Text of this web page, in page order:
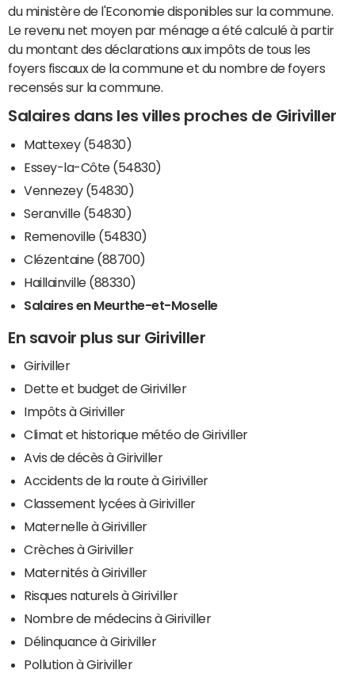
du ministère de l'Economie disponibles sur la commune.
Le revenu net moyen par ménage a été calculé à partir
du montant des déclarations aux impôts de tous les
foyers fiscaux de la commune et du nombre de foyers
recensés sur la commune.
Salaires dans les villes proches de Giriviller
Mattexey (54830)
Essey-la-Côte (54830)
Vennezey (54830)
Seranville (54830)
Remenoville (54830)
Clézentaine (88700)
Haillainville (88330)
Salaires en Meurthe-et-Moselle
En savoir plus sur Giriviller
Giriviller
Dette et budget de Giriviller
Impôts à Giriviller
Climat et historique météo de Giriviller
Avis de décès à Giriviller
Accidents de la route à Giriviller
Classement lycées à Giriviller
Maternelle à Giriviller
Crèches à Giriviller
Maternités à Giriviller
Risques naturels à Giriviller
Nombre de médecins à Giriviller
Délinquance à Giriviller
Pollution à Giriviller